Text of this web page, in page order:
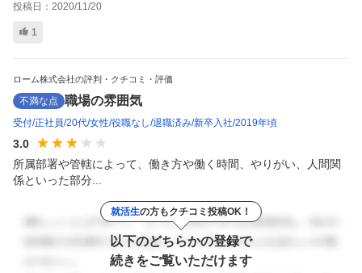
投稿日： 2020/11/20
1
ローム株式会社の評判・クチコミ・評価
不満な点 職場の雰囲気
受付 正社員 20代 女性 役職なし 退職済み 新卒入社 2019年頃
3.0
所属部署や管轄によって、働き方や働く時間、やりがい、人間関
係といった部分...
就活生の方もクチコミ投稿OK！
以下のどちらかの登録で
続きをご覧いただけます